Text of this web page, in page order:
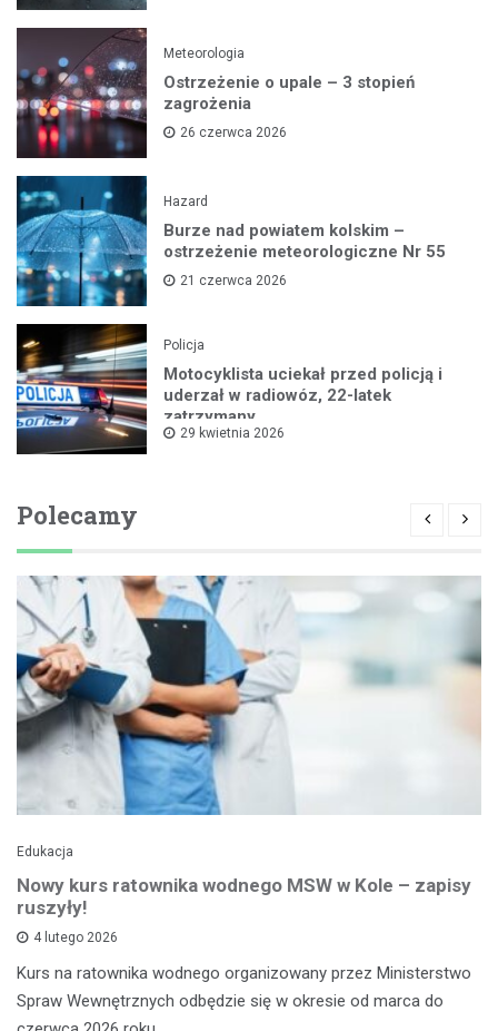
Meteorologia
Ostrzeżenie o upale – 3 stopień
zagrożenia
26 czerwca 2026
Hazard
Burze nad powiatem kolskim –
ostrzeżenie meteorologiczne Nr 55
21 czerwca 2026
Policja
Motocyklista uciekał przed policją i
uderzał w radiowóz, 22-latek
zatrzymany
29 kwietnia 2026
Polecamy
Edukacja
Nowy kurs ratownika wodnego MSW w Kole – zapisy
ruszyły!
4 lutego 2026
Kurs na ratownika wodnego organizowany przez Ministerstwo
Spraw Wewnętrznych odbędzie się w okresie od marca do